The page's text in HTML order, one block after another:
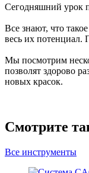
Сегодняшний урок
Все знают, что
весь их потенциал.
Мы посмотрим
позволят здорово
новых красок.
Смотрите
Все инструменты